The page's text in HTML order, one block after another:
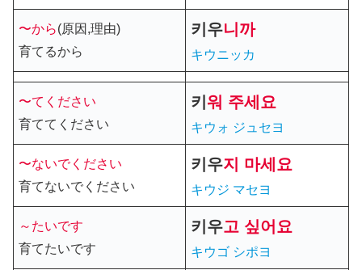
〜から(原因,理由)
育てるから
키우니까
キウニッカ
〜てください
育ててください
키 워 주세요
キウォ ジュセヨ
〜ないでください
育てないでください
키우지 마세요
キウジ マセヨ
～たいです
育てたいです
키우고 싶어요
キウゴ シポヨ